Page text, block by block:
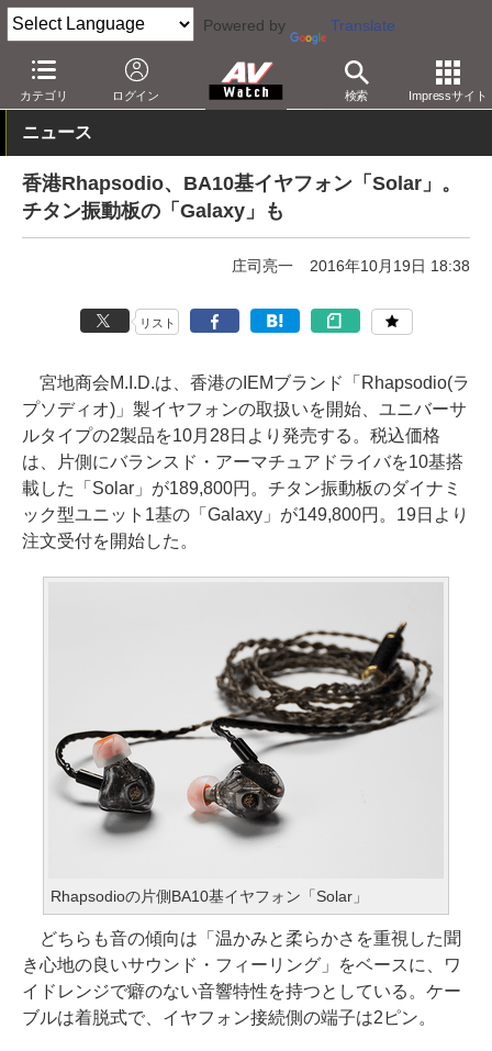
Powered by Translate
カテゴリ ログイン 検索 Impressサイト
AV Watch 製品 ヘッドフォン その他
ニュース
香港Rhapsodio、BA10基イヤフォン「Solar」。
チタン振動板の「Galaxy」も
庄司亮一 2016年10月19日 18:38
リスト
宮地商会M.I.D.は、香港のIEMブランド「Rhapsodio(ラ
プソディオ)」製イヤフォンの取扱いを開始、ユニバーサ
ルタイプの2製品を10月28日より発売する。税込価格
は、片側にバランスド・アーマチュアドライバを10基搭
載した「Solar」が189,800円。チタン振動板のダイナミ
ック型ユニット1基の「Galaxy」が149,800円。19日より
注文受付を開始した。
Rhapsodioの片側BA10基イヤフォン「Solar」
どちらも音の傾向は「温かみと柔らかさを重視した聞
き心地の良いサウンド・フィーリング」をベースに、ワ
イドレンジで癖のない音響特性を持つとしている。ケー
ブルは着脱式で、イヤフォン接続側の端子は2ピン。